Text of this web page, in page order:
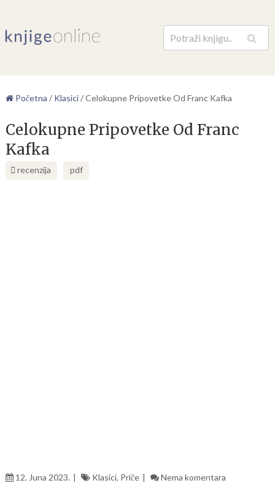
Pretraga
Početna / Klasici/Celokupne Pripovetke Od Franc Kafka
Celokupne Pripovetke Od Franc
Kafka
recenzija pdf
12. Juna 2023. Klasici, Priče Nema komentara